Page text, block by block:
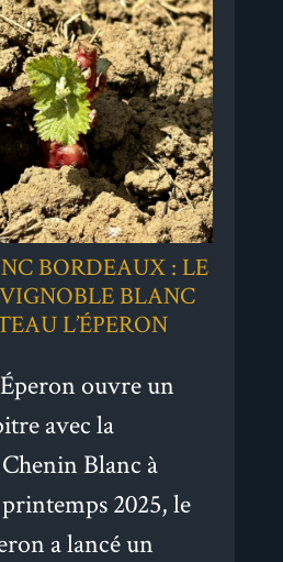
BORDEAUX : LE
BLANC
L’ÉPERON
ouvre un
avec la
Blanc à
2025, le
a lancé un